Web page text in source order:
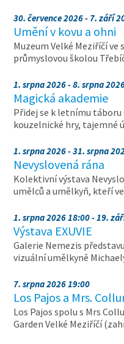
30. července 2026 - 7. září
Umění v kovu a ohni
Muzeum Velké Meziříčí
průmyslovou školou
1. srpna 2026 - 8. srpna
Magická akademie
Přidej se k letnímu táboru
kouzelnické hry, tajemné
1. srpna 2026 - 31. srpna
Nevyslovená rána
Kolektivní výstava
umělců a umělkyň, kteří
1. srpna 2026 18:00 - 19.
Výstava EXUVIE
Galerie Nemezis
vizuální umělkyně
7. srpna 2026 19:00
Los Pajos a Mrs.
Los Pajos spolu s Mrs
Garden Velké Meziříčí